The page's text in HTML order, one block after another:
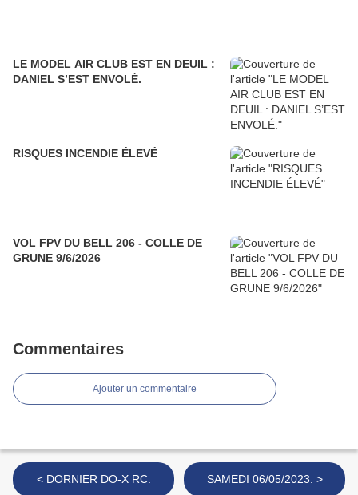
LE MODEL AIR CLUB EST EN DEUIL :
DANIEL S’EST ENVOLÉ.
RISQUES INCENDIE ÉLEVÉ
VOL FPV DU BELL 206 - COLLE DE
GRUNE 9/6/2026
Commentaires
Ajouter un commentaire
< DORNIER DO-X RC. SAMEDI 06/05/2023. >